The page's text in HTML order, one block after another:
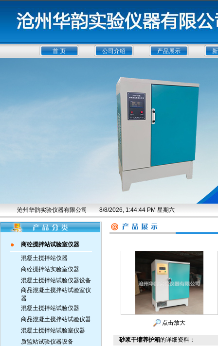
首 页 公司介绍 产品展示
沧州华韵实验仪器有限公司 8/8/2026, 1:44:45 PM 星期六
商砼搅拌站试验室仪器
混凝土搅拌站仪器
商砼搅拌站实验室仪器
混凝土搅拌站试验仪器设备
商品混凝土搅拌站试验室仪
器
混凝土搅拌站试验仪器
商品混凝土搅拌站试验仪器
混凝土搅拌站试验室仪器
质监站试验仪器设备
点击放大
砂浆干缩养护箱的详细资料：